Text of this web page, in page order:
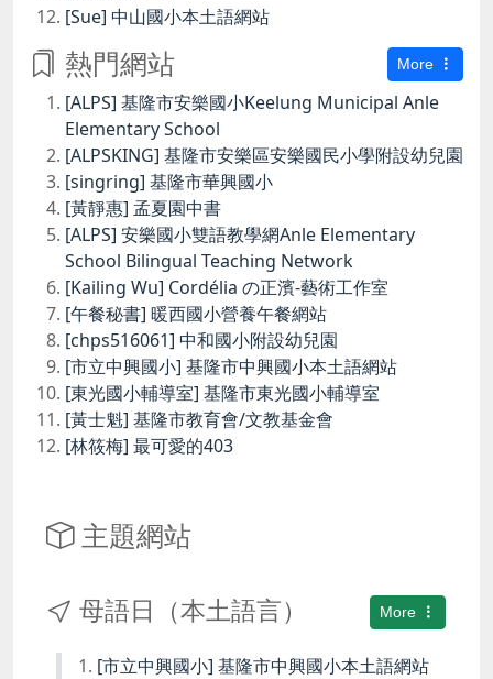
[Sue] 中山國小本土語網站
熱門網站 More
[ALPS] 基隆市安樂國小Keelung Municipal Anle
Elementary School
[ALPSKING] 基隆市安樂區安樂國民小學附設幼兒園
[singring] 基隆市華興國小
[黃靜惠] 孟夏園中書
[ALPS] 安樂國小雙語教學網Anle Elementary
School Bilingual Teaching Network
[Kailing Wu] Cordélia の正濱-藝術工作室
[午餐秘書] 暖西國小營養午餐網站
[chps516061] 中和國小附設幼兒園
[市立中興國小] 基隆市中興國小本土語網站
[東光國小輔導室] 基隆市東光國小輔導室
[黃士魁] 基隆市教育會/文教基金會
[林筱梅] 最可愛的403
主題網站
More
母語日（本土語言）
[市立中興國小] 基隆市中興國小本土語網站